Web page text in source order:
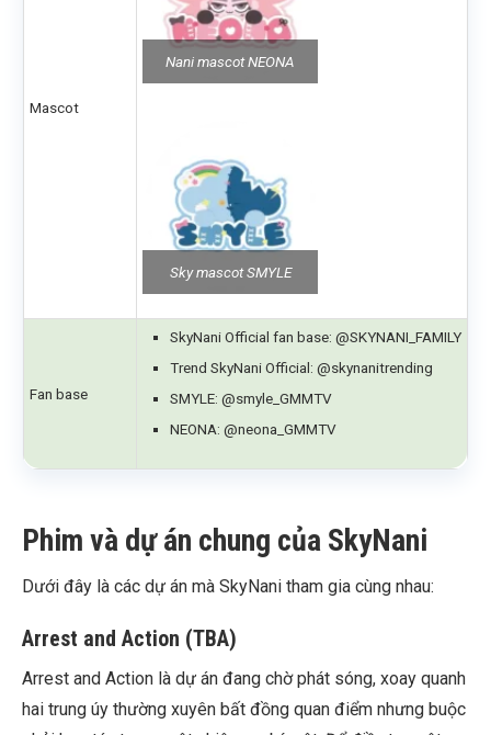
Mascot
Nani mascot NEONA
Sky mascot SMYLE
Fan base
SkyNani Official fan base: @SKYNANI_FAMILY
Trend SkyNani Official: @skynanitrending
SMYLE: @smyle_GMMTV
NEONA: @neona_GMMTV
Phim và dự án chung của SkyNani
Dưới đây là các dự án mà SkyNani tham gia cùng nhau:
Arrest and Action (TBA)
Arrest and Action là dự án đang chờ phát sóng, xoay quanh
hai trung úy thường xuyên bất đồng quan điểm nhưng buộc